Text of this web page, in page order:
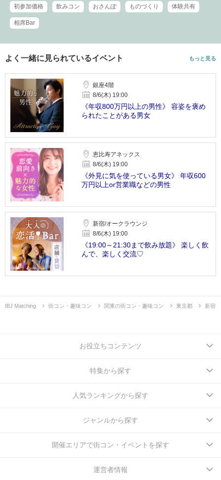
初参加価格 飲みコン おさんぽ ものづくり 体験共有
相席Bar
よく一緒に見られているイベント もっと見る
銀座4階
8/6(木) 19:00
《年収800万円以上の男性》 容姿を褒め
られたことがある男女
恵比寿アネックス
8/6(木) 19:00
《外見に気を使っている男女》 年収600
万円以上or営業職などの男性
新宿/オークラウンジ
8/6(木) 19:00
《19:00～21:30まで飲み放題》 楽しく飲
んで、楽しく交流♡
IBJ Matching 街コン・趣味コン 関東の街コン・趣味コン 東京都 新宿
お役立ちコンテンツ
特集から探す
人気ランキングから探す
ジャンルから探す
開催エリアで街コン・イベントを探す
運営者情報